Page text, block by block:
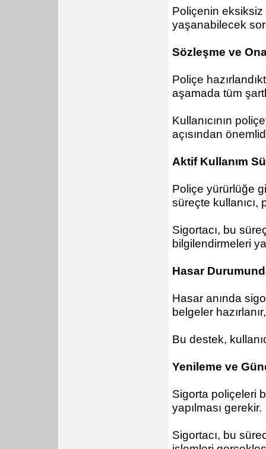
Poliçenin eksiksiz
yaşanabilecek
Sözleşme ve
Poliçe
aşamada tüm
Kullanıcının
açısından
Aktif Kullanım
Poliçe yürürlüğe
süreçte
Sigortacı, bu
bilgilendirmeleri
Hasar
Hasar anında
belgeler
Bu destek,
Yenileme ve
Sigorta poliçeleri
yapılması gerekir.
Sigortacı, bu